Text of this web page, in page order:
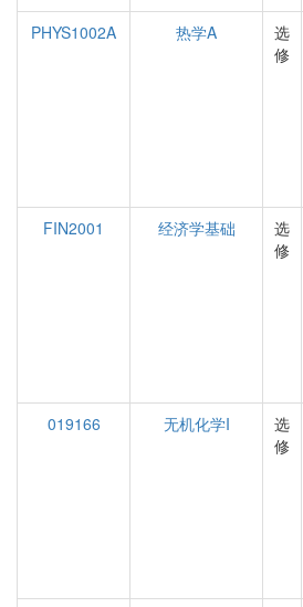
PHYS1002A
热学A
选
修
FIN2001
经济学基础
选
修
019166
无机化学I
选
修